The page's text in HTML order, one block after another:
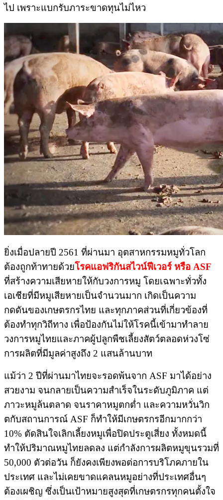
ไป เพราะแบกรับภาระขาดทุนไม่ไหว
ยิ่งเมื่อปลายปี 2561 ที่ผ่านมา อุตสาหกรรมหมูทั่วโลก
ต้องถูกท้าทายด้วยโรคแอฟริกันสไวน์ฟีเวอร์ หรือ ASF
ที่สร้างความเสียหายให้กับวงการหมู โดยเฉพาะทั่วทั้ง
เอเชียที่มีหมูเสียหายเป็นจำนวนมาก เกิดเป็นความ
กดดันของเกษตรกรไทย และทุกภาคส่วนที่เกี่ยวข้องที่
ต้องทำทุกวิถีทาง เพื่อป้องกันไม่ให้โรคนี้เข้ามาทำลาย
วงการหมูไทยและภาคผู้ปลูกพืชเลี้ยงสัตว์ตลอดห่วงโซ่
การผลิตที่มีมูลค่าสูงถึง 2 แสนล้านบาท
แม้ว่า 2 ปีที่ผ่านมาไทยจะรอดพ้นจาก ASF มาได้อย่าง
สวยงาม จนกลายเป็นความสำเร็จในระดับภูมิภาค แต่
ภาวะหมูล้นตลาด จนราคาหมูตกต่ำ และความหวั่นวิก
ตกับสถานการณ์ ASF ก็ทำให้มีเกษตรกรอีกมากกว่า
10% ตัดสินใจเลิกเลี้ยงหมูเพื่อปิดประตูเสี่ยง ทั้งหมดนี้
ทำให้ปริมาณหมูไทยลดลง แต่กำลังการผลิตหมูขุนรวมที่
50,000 ตัวต่อวัน ก็ยังคงเพียงพอต่อการบริโภคภายใน
ประเทศ และไม่เคยขาดแคลนหมูอย่างที่ประเทศอื่นๆ
ต้องเผชิญ ซึ่งเป็นเป้าหมายสูงสุดที่เกษตรกรทุกคนตั้งใจ